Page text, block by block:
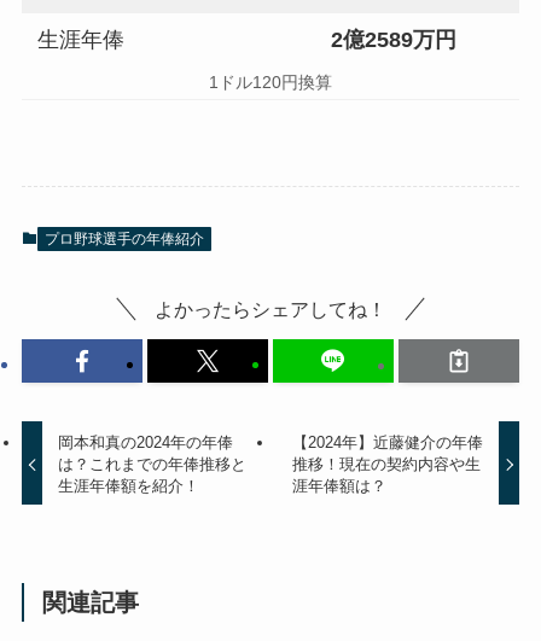
生涯年俸 2億2589万円
1ドル120円換算
プロ野球選手の年俸紹介
よかったらシェアしてね！
岡本和真の2024年の年俸
は？これまでの年俸推移と
生涯年俸額を紹介！
【2024年】近藤健介の年俸
推移！現在の契約内容や生
涯年俸額は？
関連記事